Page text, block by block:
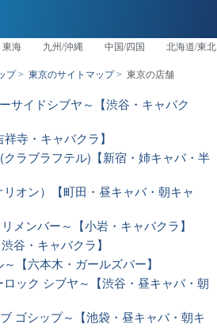
東海 九州/沖縄 中国/四国 北海道/東北
プ 東京のサイトマップ 東京の店舗
サイドシブヤ～【渋谷・キャバク
寺・キャバクラ】
ラブラフテル)【新宿・姉キャバ・半
リオン）【町田・昼キャバ・朝キャ
メンバー～【小岩・キャバクラ】
谷・キャバクラ】
【六本木・ガールズバー】
ロック シブヤ～【渋谷・昼キャバ・朝
ブ ゴシップ～【池袋・昼キャバ・朝キ